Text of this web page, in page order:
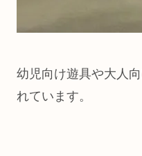
幼児向け遊具や大人
れています。